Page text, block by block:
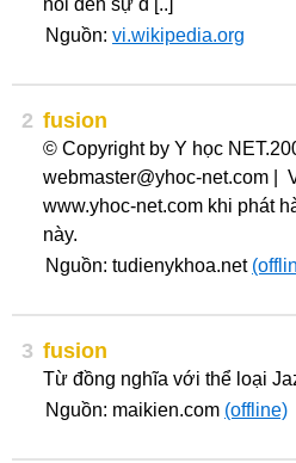
nói đến sự đ [..]
Nguồn: vi.wikipedia.org
2 fusion
© Copyright by Y học
webmaster@yhoc-net.com |
www.yhoc-net.com khi phát
này.
Nguồn: tudienykhoa.net
3 fusion
Từ đồng nghĩa với thể loại
Nguồn: maikien.com (offline)